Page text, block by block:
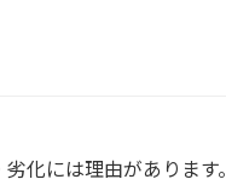
化には理由があります。